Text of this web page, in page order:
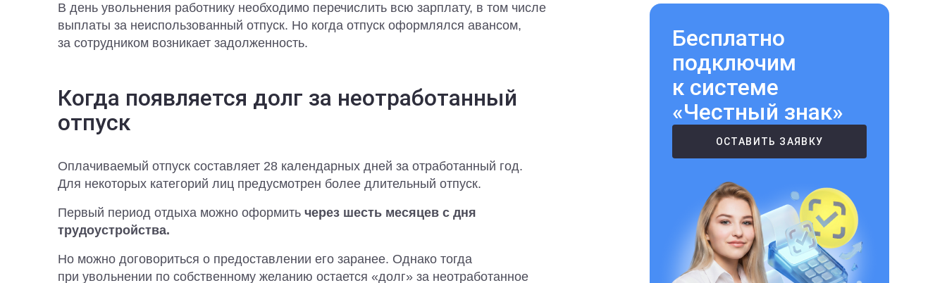
Бесплатно
подключим
к системе
«Честный знак»
ОСТАВИТЬ ЗАЯВКУ
В день увольнения работнику необходимо перечислить всю зарплату, в том числе
выплаты за неиспользованный отпуск. Но когда отпуск оформлялся авансом,
за сотрудником возникает задолженность.
Когда появляется долг за неотработанный
отпуск
Оплачиваемый отпуск составляет 28 календарных дней за отработанный год.
Для некоторых категорий лиц предусмотрен более длительный отпуск.
Первый период отдыха можно оформить через шесть месяцев с дня
трудоустройства.
Но можно договориться о предоставлении его заранее. Однако тогда
при увольнении по собственному желанию остается «долг» за неотработанное